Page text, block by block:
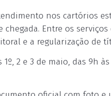
nos cartórios
Entre os
e a regularização de
2 e 3 de maio, das 9h